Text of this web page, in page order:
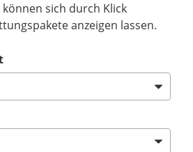
können sich durch Klick
anzeigen lassen.